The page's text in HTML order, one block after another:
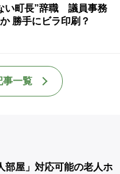
い町長”辞職 議員事務
勝手にビラ印刷？
事一覧
部屋」対応可能の老人ホ